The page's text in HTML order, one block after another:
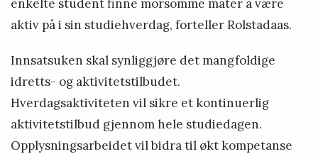
enkelte student finne morsomme måter å være
aktiv på i sin studiehverdag, forteller Rolstadaas.
Innsatsuken skal synliggjøre det mangfoldige
idretts- og aktivitetstilbudet.
Hverdagsaktiviteten vil sikre et kontinuerlig
aktivitetstilbud gjennom hele studiedagen.
Opplysningsarbeidet vil bidra til økt kompetanse